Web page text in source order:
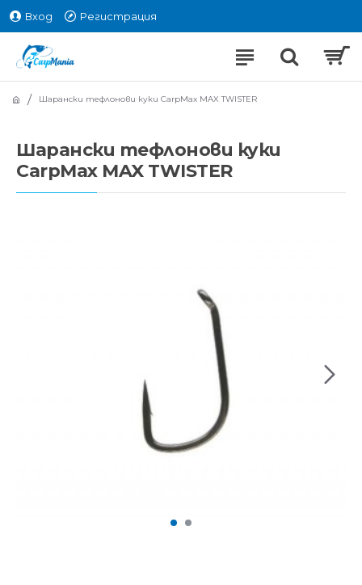
Вход Регистрация
Шарански тефлонови куки CarpMax MAX TWISTER
Шарански тефлонови куки
CarpMax MAX TWISTER